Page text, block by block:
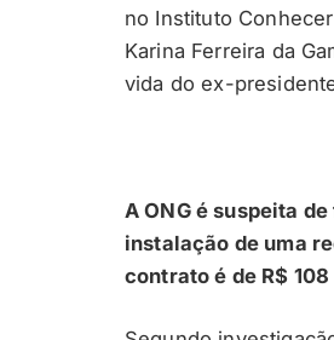
no Instituto
Karina Ferreira da
vida do ex-
A ONG é suspeita
instalação de uma
contrato é de R$